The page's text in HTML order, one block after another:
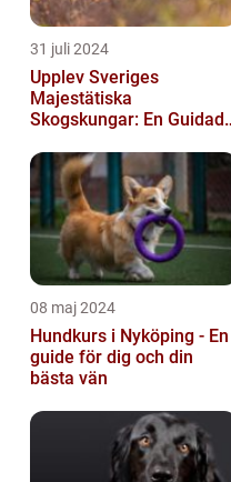
31 juli 2024
Upplev Sveriges
Majestätiska
Skogskungar: En Guidad
08 maj 2024
Hundkurs i Nyköping - En
guide för dig och din
bästa vän